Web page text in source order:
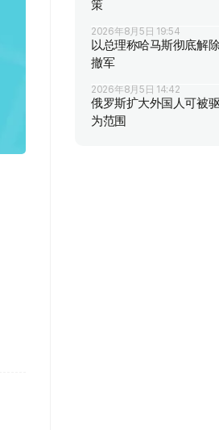
策
2026年8月5日 19:54
以总理称哈马斯彻底解
撤军
2026年8月5日 14:42
俄罗斯扩大外国人可被
为范围